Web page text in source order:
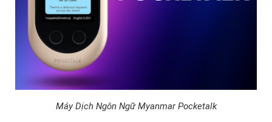
Máy Dịch Ngôn Ngữ Myanmar Pocketalk